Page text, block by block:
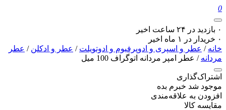
0
۰ بازدید در ۲۴ ساعت اخیر
۰ خریدار در ۱ ماه اخیر
خانه / عطر و اسپری و ادوپرفیوم و ادوتویلت / عطر و ادکلن / عطر
مردانه / عطر امپر مردانه اتوگراف 100 میل
اشتراک‌گذاری
موجود شد خبرم بده
افزودن به علاقه‌مندی
مقایسه کالا